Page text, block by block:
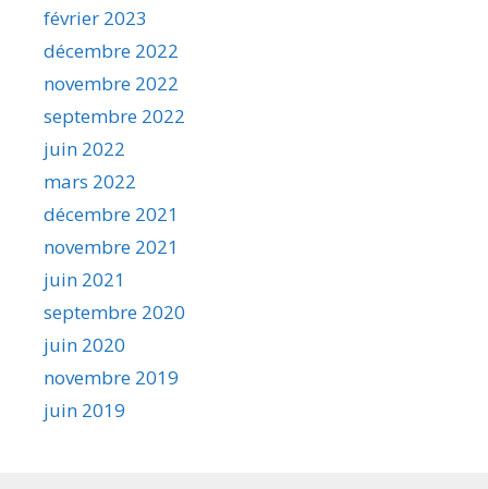
février 2023
décembre 2022
novembre 2022
septembre 2022
juin 2022
mars 2022
décembre 2021
novembre 2021
juin 2021
septembre 2020
juin 2020
novembre 2019
juin 2019